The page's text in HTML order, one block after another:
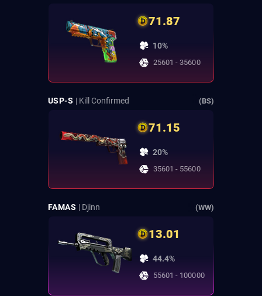
71.87
10%
25601 - 35600
USP-S | Kill Confirmed (BS)
71.15
20%
35601 - 55600
FAMAS | Djinn (WW)
13.01
44.4%
55601 - 100000